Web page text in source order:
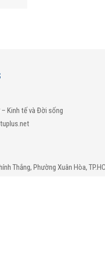
Kinh tế và Đời sống
Thắng, Phường Xuân Hòa,